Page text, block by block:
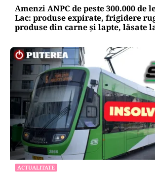
Amenzi ANPC de peste 300.000 de
Lac: produse expirate, frigidere
produse din carne și lapte, lăsate
ACTUALITATE